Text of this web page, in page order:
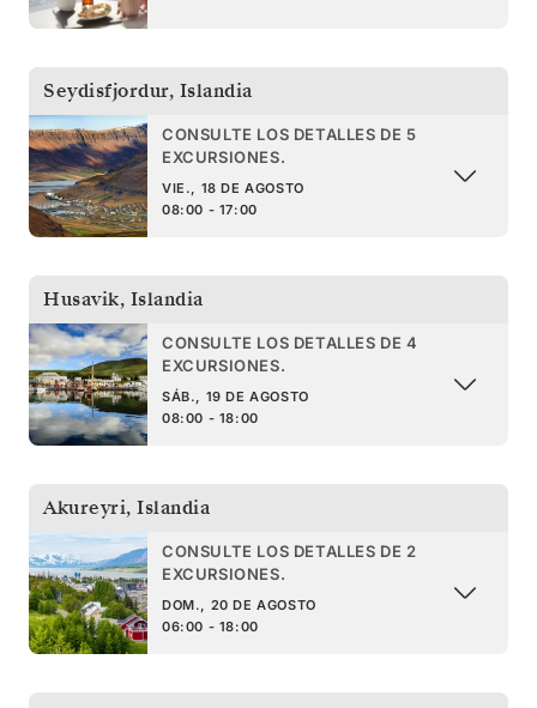
Seydisfjordur, Islandia
CONSULTE LOS DETALLES DE 5
EXCURSIONES.
VIE., 18 DE AGOSTO
08:00 - 17:00
Husavik, Islandia
CONSULTE LOS DETALLES DE 4
EXCURSIONES.
SÁB., 19 DE AGOSTO
08:00 - 18:00
Akureyri, Islandia
CONSULTE LOS DETALLES DE 2
EXCURSIONES.
DOM., 20 DE AGOSTO
06:00 - 18:00